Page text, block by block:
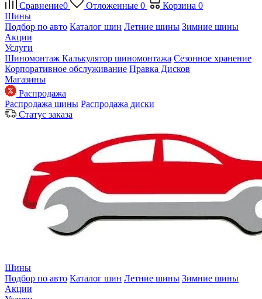
Сравнение0 Отложенные 0 Корзина 0
Шины
Подбор по авто Каталог шин Летние шины Зимние шины
Акции
Услуги
Шиномонтаж Калькулятор шиномонтажа Сезонное хранение
Корпоративное обслуживание Правка Дисков
Магазины
Распродажа
Распродажа шины Распродажа диски
Статус заказа
Шины
Подбор по авто Каталог шин Летние шины Зимние шины
Акции